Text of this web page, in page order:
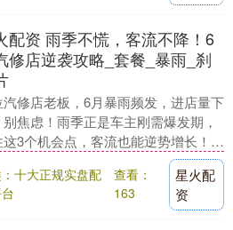
配资 雨季不慌，客流不降！6
修店逆袭攻略_套餐_暴雨_刹
修店老板，6月暴雨频发，进店量下
焦虑！雨季正是车主刚需爆发期，
3个机会点，客流也能逆势增长！
、雨天专属服务，引流破局 1️⃣ 「免
十大正规实盘配
查看：
163
星火配
资